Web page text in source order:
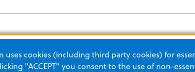
uses cookies (including third party cookies) for
"ACCEPT" you consent to the use of non-